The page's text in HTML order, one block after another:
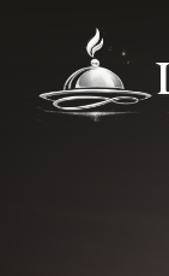
contenu